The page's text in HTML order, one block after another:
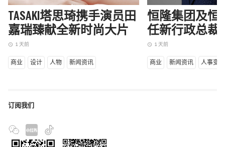
TASAKI塔思琦携手演员田
嘉瑞臻献全新时尚大片
access_time 1 天前
商业 设计 人物 新闻资讯
恒隆集团及恒
任新行政总裁
access_time 1 天前
商业 新闻资讯 人事变动
订阅我们